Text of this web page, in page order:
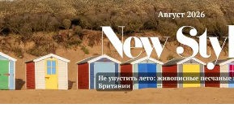
Skip
to
content